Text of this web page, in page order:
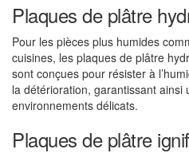
Plaques de plâtre
Pour les pièces plus humides
cuisines, les plaques de plâtre
sont conçues pour résister à
la détérioration, garantissant
environnements délicats.
Plaques de plâtre